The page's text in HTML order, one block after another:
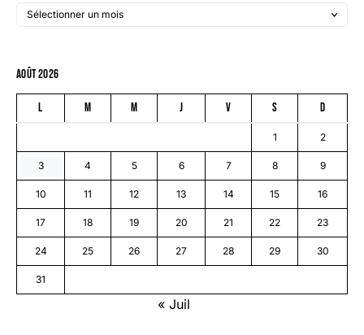
août 2026
L M M J V S D
1 2
3 4 5 6 7 8 9
10 11 12 13 14 15 16
17 18 19 20 21 22 23
24 25 26 27 28 29 30
31
« Juil